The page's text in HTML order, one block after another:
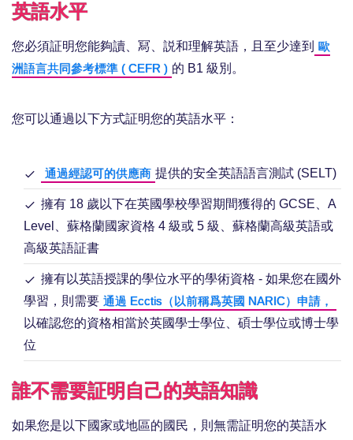
英語水平
您必須証明您能夠讀、冩、説和理解英語，且至少達到
歐
洲語言共同參考標準 ( CEFR ) 的 B1 級別。
您可以通過以下方式証明您的英語水平：
通過經認可的供應商 提供的安全英語語言測試 (SELT)
擁有 18 歲以下在英國學校學習期間獲得的 GCSE、A
Level、蘇格蘭國家資格 4 級或 5 級、蘇格蘭高級英語或
高級英語証書
擁有以英語授課的學位水平的學術資格 - 如果您在國外
學習，則需要 通過 Ecctis（以前稱爲英國 NARIC）申請，
以確認您的資格相當於英國學士學位、碩士學位或博士學
位
誰不需要証明自己的英語知識
如果您是以下國家或地區的國民，則無需証明您的英語水